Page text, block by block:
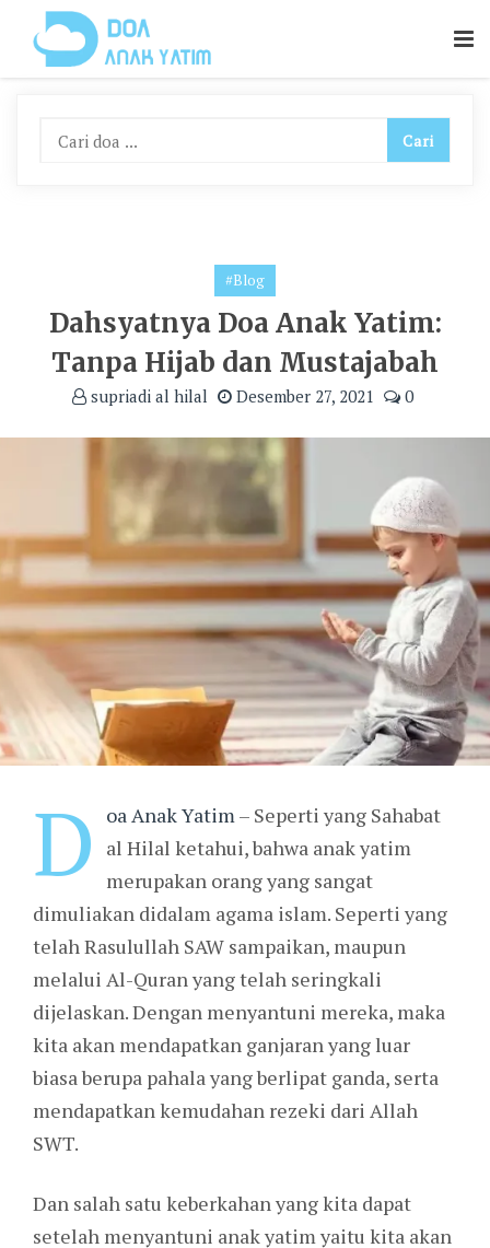
Content
#Blog
Dahsyatnya Doa Anak Yatim:
Tanpa Hijab dan Mustajabah
supriadi al hilal Desember 27, 2021 0
D oa Anak Yatim– Seperti yang Sahabat
al Hilal ketahui, bahwa anak yatim
merupakan orang yang sangat
dimuliakan didalam agama islam. Seperti yang
telah Rasulullah SAW sampaikan, maupun
melalui Al-Quran yang telah seringkali
dijelaskan. Dengan menyantuni mereka, maka
kita akan mendapatkan ganjaran yang luar
biasa berupa pahala yang berlipat ganda, serta
mendapatkan kemudahan rezeki dari Allah
SWT.
Dan salah satu keberkahan yang kita dapat
setelah menyantuni anak yatim yaitu kita akan